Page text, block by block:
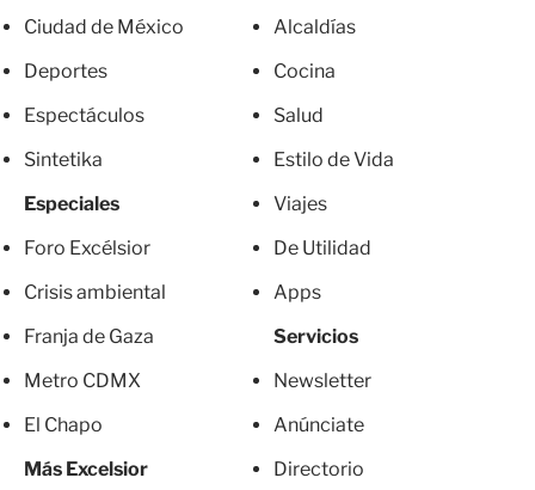
Ciudad de México
Deportes
Espectáculos
Sintetika
Especiales
Foro Excélsior
Crisis ambiental
Franja de Gaza
Metro CDMX
El Chapo
Más Excelsior
Alcaldías
Cocina
Salud
Estilo de Vida
Viajes
De Utilidad
Apps
Servicios
Newsletter
Anúnciate
Directorio